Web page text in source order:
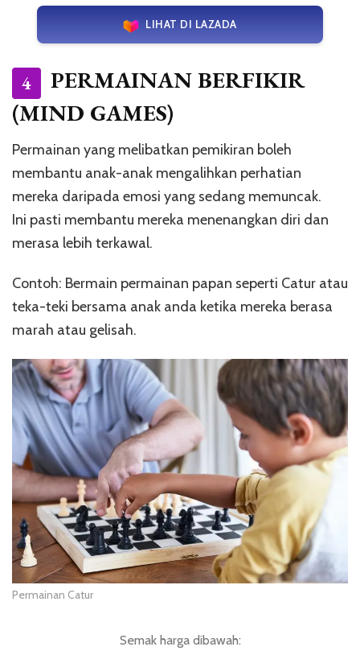
LIHAT DI LAZADA
4
PERMAINAN BERFIKIR
(MIND GAMES)
Permainan yang melibatkan pemikiran boleh
membantu anak-anak mengalihkan perhatian
mereka daripada emosi yang sedang memuncak.
Ini pasti membantu mereka menenangkan diri dan
merasa lebih terkawal.
Contoh: Bermain permainan papan seperti Catur atau
teka-teki bersama anak anda ketika mereka berasa
marah atau gelisah.
Permainan Catur
Semak harga dibawah: